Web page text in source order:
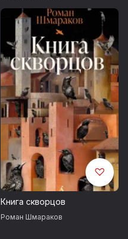
Книга скворцов
Роман Шмараков